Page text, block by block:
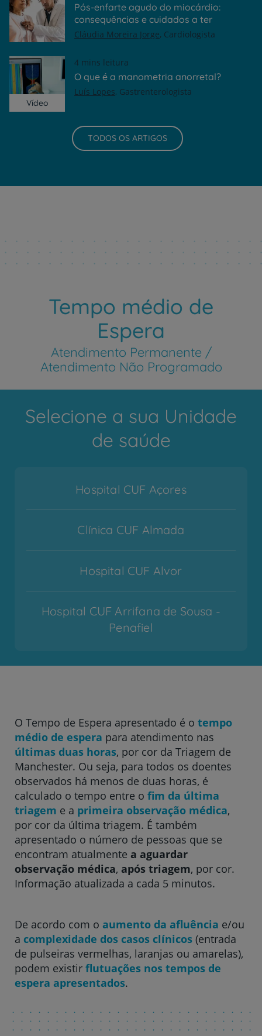
Pós-enfarte agudo do miocárdio:
consequências e cuidados a ter
Cláudia Moreira Jorge Cardiologista
Vídeo
4 mins leitura
O que é a manometria anorretal?
Luís Lopes Gastrenterologista
TODOS OS ARTIGOS
Tempo médio de
Espera
Atendimento Permanente /
Atendimento Não Programado
Selecione a sua Unidade
de saúde
Hospital CUF Açores
Clínica CUF Almada
Hospital CUF Alvor
Hospital CUF Arrifana de Sousa -
Penafiel
Hospital CUF Cascais
Hospital CUF Descobertas - Lisboa
Hospital CUF Faro
Clínica CUF Funchal
Clínica CUF Guia - AlgarveShopping
Hospital CUF Madeira
O Tempo de Espera apresentado é o tempo
médio de espera para atendimento nas
últimas duas horas, por cor da Triagem de
Manchester. Ou seja, para todos os doentes
observados há menos de duas horas, é
calculado o tempo entre o fim da última
triagem e a primeira observação médica,
por cor da última triagem. É também
apresentado o número de pessoas que se
encontram atualmente a aguardar
observação médica, após triagem, por cor.
Informação atualizada a cada 5 minutos.
De acordo com o aumento da afluência e/ou
a complexidade dos casos clínicos (entrada
de pulseiras vermelhas, laranjas ou amarelas),
podem existir flutuações nos tempos de
espera apresentados.